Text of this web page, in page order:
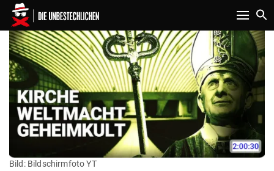
Toggle
Bild: Bildschirmfoto YT